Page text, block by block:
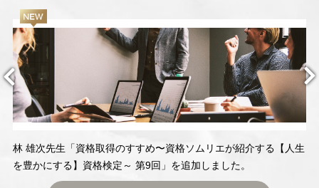
林 雄次先生「資格取得のすすめ〜資格ソムリエが紹介する【人生
を豊かにする】資格検定～ 第9回」を追加しました。